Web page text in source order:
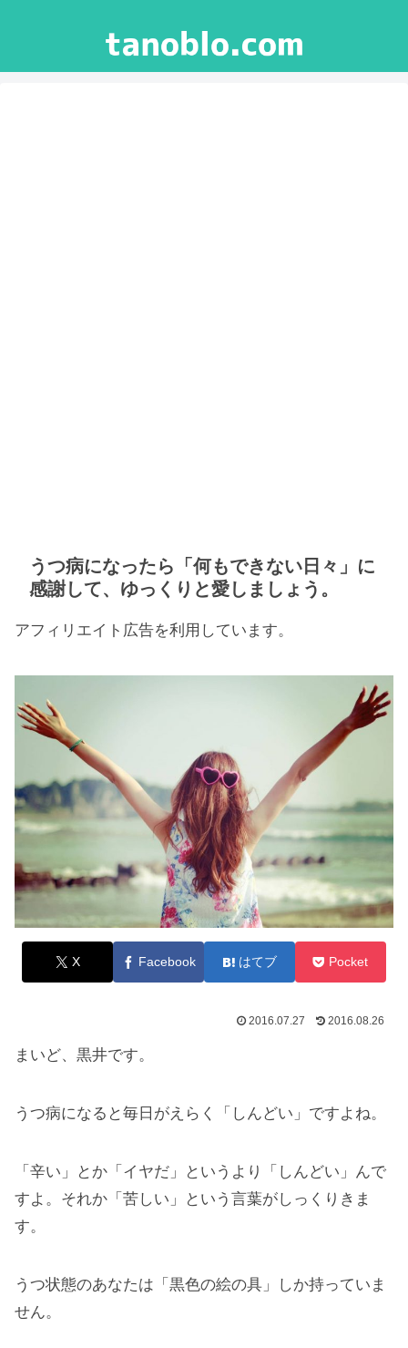
うつ病になったら「何もできない日々」に
感謝して、ゆっくりと愛しましょう。
アフィリエイト広告を利用しています。
X Facebook はてブ Pocket
2016.07.27 2016.08.26
まいど、黒井です。
うつ病になると毎日がえらく「しんどい」ですよね。
「辛い」とか「イヤだ」というより「しんどい」んで
すよ。それか「苦しい」という言葉がしっくりきま
す。
うつ状態のあなたは「黒色の絵の具」しか持っていま
せん。